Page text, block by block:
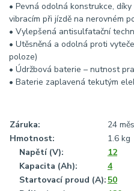
• Pevná odolná konstrukce,
vibracím při jízdě na nerovném
• Vylepšená antisulfatační
• Utěsněná a odolná proti
poloze)
• Údržbová baterie – nutnost
• Baterie zaplavená tekutým
Záruka:
24
Hmotnost:
1.6 kg
Napětí (V):
12
Kapacita (Ah):
4
Startovací proud (A): 50